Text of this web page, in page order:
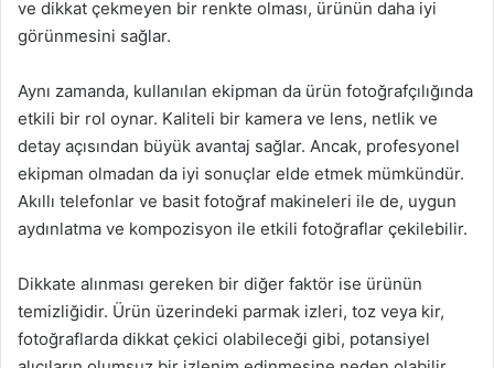
ve dikkat çekmeyen bir renkte olması, ürünün daha iyi
görünmesini sağlar.
Aynı zamanda, kullanılan ekipman da ürün fotoğrafçılığında
etkili bir rol oynar. Kaliteli bir kamera ve lens, netlik ve
detay açısından büyük avantaj sağlar. Ancak, profesyonel
ekipman olmadan da iyi sonuçlar elde etmek mümkündür.
Akıllı telefonlar ve basit fotoğraf makineleri ile de, uygun
aydınlatma ve kompozisyon ile etkili fotoğraflar çekilebilir.
Dikkate alınması gereken bir diğer faktör ise ürünün
temizliğidir. Ürün üzerindeki parmak izleri, toz veya kir,
fotoğraflarda dikkat çekici olabileceği gibi, potansiyel